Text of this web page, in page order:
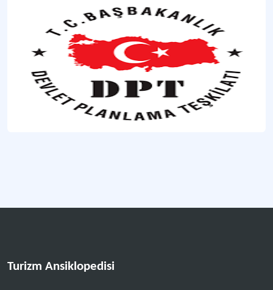
Turizme ilişkin geliştirilmesi hedeflenen politikaların da yer aldığı beş yıllık
Üçüncü Beş Yıllık Kalkınma Planında Turizm
Turizme ilişkin geliştirilmesi hedeflenen politikaların da yer aldığı beş yıllık
Dördüncü Beş Yıllık Kalkınma Planında Turizm
Turizme ilişkin geliştirilmesi hedeflenen politikaların da yer aldığı beş yıllık
Turizm Ansiklopedisi